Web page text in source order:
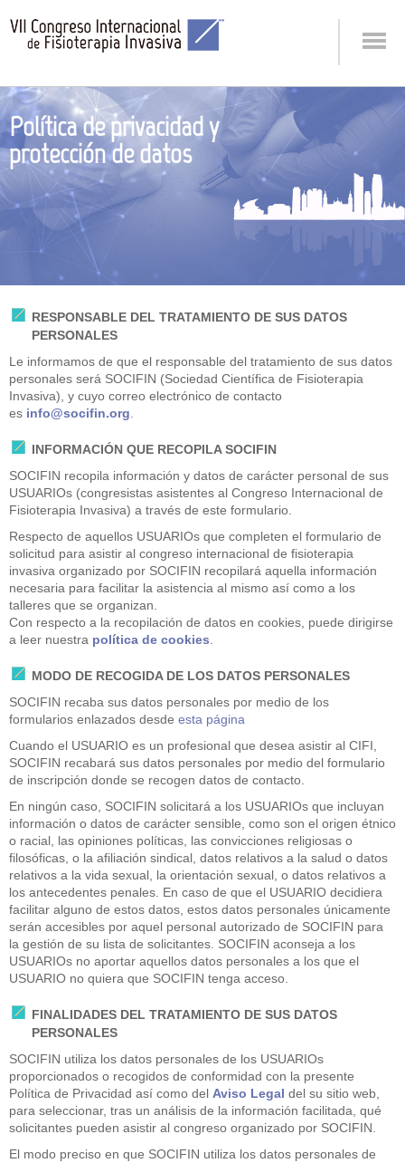
Política de privacidad y
protección de datos
RESPONSABLE DEL TRATAMIENTO DE SUS DATOS
PERSONALES
Le informamos de que el responsable del tratamiento de sus datos
personales será SOCIFIN (Sociedad Científica de Fisioterapia
Invasiva), y cuyo correo electrónico de contacto
es info@socifin.org
INFORMACIÓN QUE RECOPILA SOCIFIN
SOCIFIN recopila información y datos de carácter personal de sus
USUARIOs (congresistas asistentes al Congreso Internacional de
Fisioterapia Invasiva) a través de este formulario.
Respecto de aquellos USUARIOs que completen el formulario de
solicitud para asistir al congreso internacional de fisioterapia
invasiva organizado por SOCIFIN recopilará aquella información
necesaria para facilitar la asistencia al mismo así como a los
talleres que se organizan.
Con respecto a la recopilación de datos en cookies, puede dirigirse
a leer nuestra política de cookies
MODO DE RECOGIDA DE LOS DATOS PERSONALES
SOCIFIN recaba sus datos personales por medio de los
formularios enlazados desde esta página
Cuando el USUARIO es un profesional que desea asistir al CIFI,
SOCIFIN recabará sus datos personales por medio del formulario
de inscripción donde se recogen datos de contacto.
En ningún caso, SOCIFIN solicitará a los USUARIOs que incluyan
información o datos de carácter sensible, como son el origen étnico
o racial, las opiniones políticas, las convicciones religiosas o
filosóficas, o la afiliación sindical, datos relativos a la salud o datos
relativos a la vida sexual, la orientación sexual, o datos relativos a
los antecedentes penales. En caso de que el USUARIO decidiera
facilitar alguno de estos datos, estos datos personales únicamente
serán accesibles por aquel personal autorizado de SOCIFIN para
la gestión de su lista de solicitantes. SOCIFIN aconseja a los
USUARIOs no aportar aquellos datos personales a los que el
USUARIO no quiera que SOCIFIN tenga acceso.
FINALIDADES DEL TRATAMIENTO DE SUS DATOS
PERSONALES
SOCIFIN utiliza los datos personales de los USUARIOs
proporcionados o recogidos de conformidad con la presente
Política de Privacidad así como del Aviso Legal del su sitio web,
para seleccionar, tras un análisis de la información facilitada, qué
solicitantes pueden asistir al congreso organizado por SOCIFIN.
El modo preciso en que SOCIFIN utiliza los datos personales de